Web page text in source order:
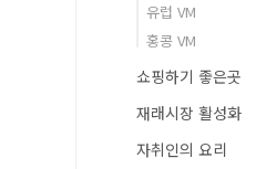
유럽 VM
홍콩 VM
쇼핑하기 좋은곳
재래시장 활성화
자취인의 요리